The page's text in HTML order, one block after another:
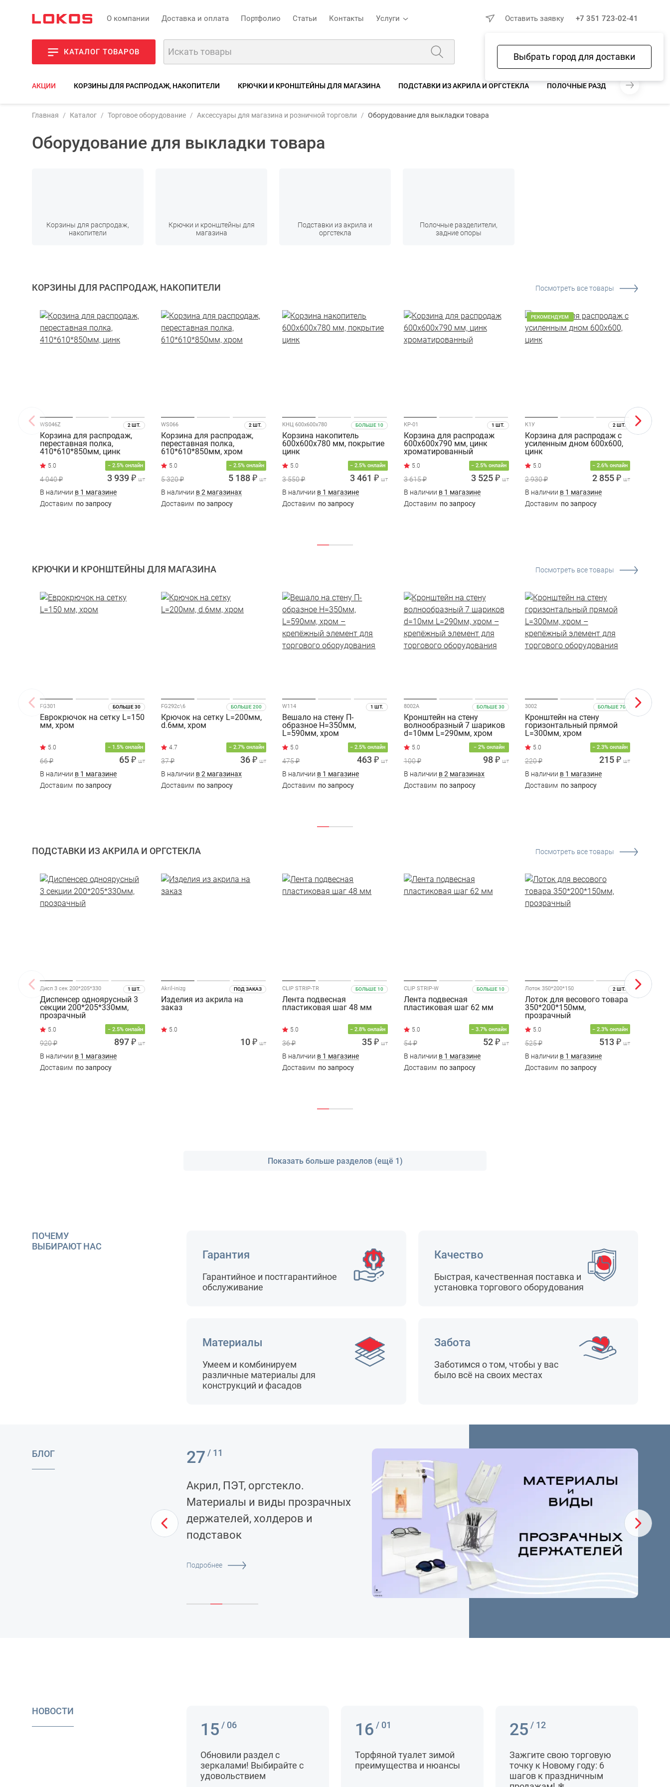
О компании Доставка и оплата Портфолио Статьи Контакты Услуги
Выбрать город для доставки
Оставить заявку +7 351 723-02-41
КАТАЛОГ ТОВАРОВ
Избранное Сравнение Корзина
АКЦИИ КОРЗИНЫ ДЛЯ РАСПРОДАЖ, НАКОПИТЕЛИ КРЮЧКИ И КРОНШТЕЙНЫ ДЛЯ МАГАЗИНА ПОДСТАВКИ ИЗ АКРИЛА И ОРГСТЕКЛА ПОЛОЧНЫЕ РАЗДЕЛИТЕЛИ,
Главная Каталог Торговое оборудование Аксессуары для магазина и розничной торговли Оборудование для выкладки товара
Оборудование для выкладки товара
Корзины для распродаж,
накопители
Крючки и кронштейны для
магазина
Подставки из акрила и
оргстекла
Полочные разделители,
задние опоры
КОРЗИНЫ ДЛЯ РАСПРОДАЖ, НАКОПИТЕЛИ Посмотреть все товары
2 ШТ.
WS046Z
Корзина для распродаж,
переставная полка,
410*610*850мм, цинк
− 2.5% онлайн
4 040 ₽ 3 939 ₽ шт
В наличии в 1 магазине
Доставим по запросу
2 ШТ.
WS066
Корзина для распродаж,
переставная полка,
610*610*850мм, хром
− 2.5% онлайн
5 320 ₽ 5 188 ₽ шт
В наличии в 2 магазинах
Доставим по запросу
БОЛЬШЕ 10
КНЦ 600х600х780
Корзина накопитель
600х600х780 мм, покрытие
цинк
− 2.5% онлайн
3 550 ₽ 3 461 ₽ шт
В наличии в 1 магазине
Доставим по запросу
1 ШТ.
КР-01
Корзина для распродаж
600х600х790 мм, цинк
хроматированный
− 2.5% онлайн
3 615 ₽ 3 525 ₽ шт
В наличии в 1 магазине
Доставим по запросу
2 ШТ.
К1У
Корзина для распродаж с
усиленным дном 600х600,
цинк
− 2.6% онлайн
2 930 ₽ 2 855 ₽ шт
В наличии в 1 магазине
Доставим по запросу
РЕКОМЕНДУЕМ
К2У
КРЮЧКИ И КРОНШТЕЙНЫ ДЛЯ МАГАЗИНА Посмотреть все товары
БОЛЬШЕ 30
FG301
Еврокрючок на сетку L=150
мм, хром
− 1.5% онлайн
66 ₽ 65 ₽ шт
В наличии в 1 магазине
Доставим по запросу
БОЛЬШЕ 200
FG292c\6
Крючок на сетку L=200мм,
d.6мм, хром
4.7 − 2.7% онлайн
37 ₽ 36 ₽ шт
В наличии в 2 магазинах
Доставим по запросу
1 ШТ.
W114
Вешало на стену П-
образное H=350мм,
L=590мм, хром
− 2.5% онлайн
475 ₽ 463 ₽ шт
В наличии в 1 магазине
Доставим по запросу
БОЛЬШЕ 30
8002A
Кронштейн на стену
волнообразный 7 шариков
d=10мм L=290мм, хром
− 2% онлайн
100 ₽ 98 ₽ шт
В наличии в 2 магазинах
Доставим по запросу
БОЛЬШЕ 70
3002
Кронштейн на стену
горизонтальный прямой
L=300мм, хром
− 2.3% онлайн
220 ₽ 215 ₽ шт
В наличии в 1 магазине
Доставим по запросу
8501А
ПОДСТАВКИ ИЗ АКРИЛА И ОРГСТЕКЛА Посмотреть все товары
1 ШТ.
Дисп 3 сек 200*205*330
Диспенсер одноярусный 3
секции 200*205*330мм,
прозрачный
− 2.5% онлайн
920 ₽ 897 ₽ шт
В наличии в 1 магазине
Доставим по запросу
ПОД ЗАКАЗ
Akril-inizg
Изделия из акрила на
заказ
10 ₽ шт
БОЛЬШЕ 10
CLIP STRIP-TR
Лента подвесная
пластиковая шаг 48 мм
− 2.8% онлайн
36 ₽ 35 ₽ шт
В наличии в 1 магазине
Доставим по запросу
БОЛЬШЕ 10
CLIP STRIP-W
Лента подвесная
пластиковая шаг 62 мм
− 3.7% онлайн
54 ₽ 52 ₽ шт
В наличии в 1 магазине
Доставим по запросу
2 ШТ.
Лоток 350*200*150
Лоток для весового товара
350*200*150мм,
прозрачный
− 2.3% онлайн
525 ₽ 513 ₽ шт
В наличии в 1 магазине
Доставим по запросу
Показать больше разделов (ещё 1)
ПОЧЕМУ
ВЫБИРАЮТ НАС
Гарантия
Гарантийное и постгарантийное
обслуживание
Качество
Быстрая, качественная поставка и
установка торгового оборудования
Материалы
Умеем и комбинируем
различные материалы для
конструкций и фасадов
Забота
Заботимся о том, чтобы у вас
было всё на своих местах
БЛОГ
Обзор компонентов системы
"Джокер" и её применение
НОВОСТИ
15 / 06
Обновили раздел с
зеркалами! Выбирайте с
удовольствием
16 / 01
Торфяной туалет зимой
преимущества и нюансы
25 / 12
Зажгите свою торговую
точку к Новому году: 6
шагов к праздничным